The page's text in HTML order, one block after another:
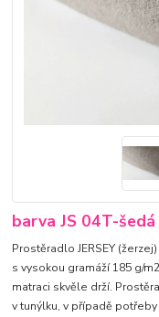
barva JS 04T-
Prostěradlo JERSEY
s vysokou gramáží 185 g/
matraci skvěle drží.
v tunýlku, v případě